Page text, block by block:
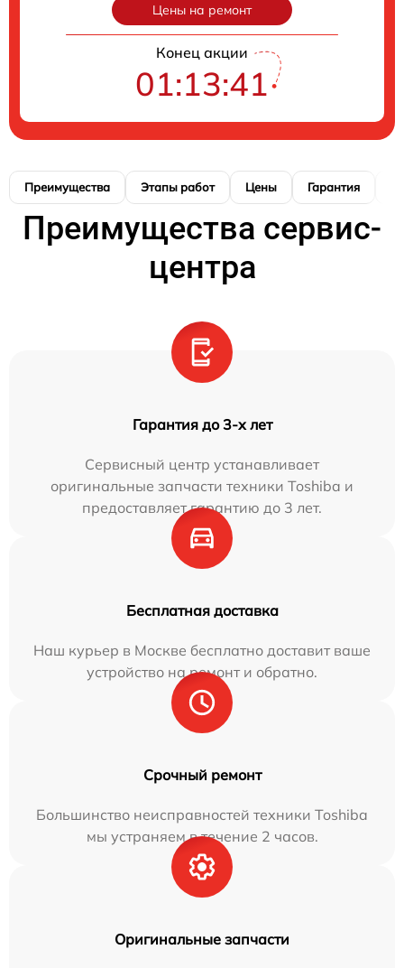
Цены на ремонт
Конец акции
01:13:40
Преимущества Этапы работ Цены Гарантия
Преимущества сервис-
центра
Гарантия до 3-х лет
Сервисный центр устанавливает
оригинальные запчасти техники Toshiba и
предоставляет гарантию до 3 лет.
Бесплатная доставка
Наш курьер в Москве бесплатно доставит ваше
устройство на ремонт и обратно.
Срочный ремонт
Большинство неисправностей техники Toshiba
мы устраняем в течение 2 часов.
Оригинальные запчасти